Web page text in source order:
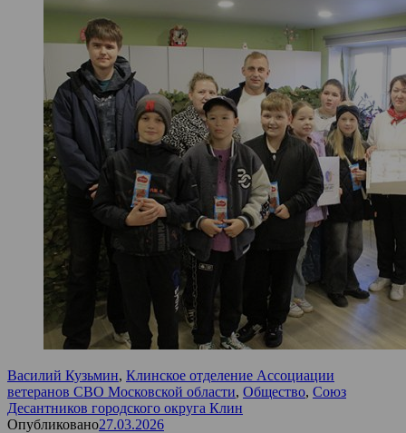
Василий Кузьмин, Клинское отделение Ассоциации
ветеранов СВО Московской области, Общество, Союз
Десантников городского округа Клин
Опубликовано27.03.2026